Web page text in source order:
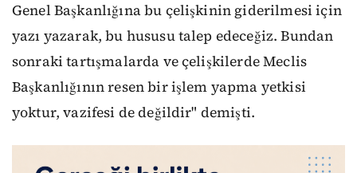
Genel Başkanlığına bu çelişkinin giderilmesi için
yazı yazarak, bu hususu talep edeceğiz. Bundan
sonraki tartışmalarda ve çelişkilerde Meclis
Başkanlığının resen bir işlem yapma yetkisi
yoktur, vazifesi de değildir" demişti.